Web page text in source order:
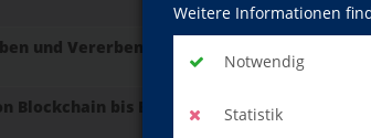
Weitere Informationen
Notwendig
Statistik
und Vererben
Blockchain bis Bitcoin - Ein Blick hinter die